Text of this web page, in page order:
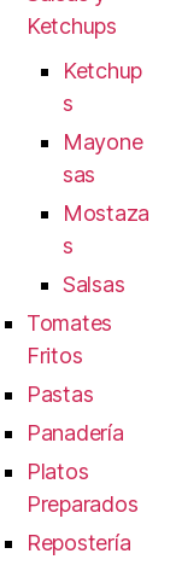
Ketchups
Ketchup
s
Mayone
sas
Mostaza
s
Salsas
Tomates
Fritos
Pastas
Panadería
Platos
Preparados
Repostería